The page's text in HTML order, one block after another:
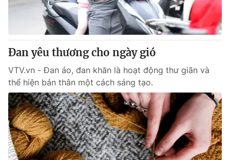
Đan yêu thương cho ngày gió
VTV.vn - Đan áo, đan khăn là hoạt động thư giãn và
thể hiện bản thân một cách sáng tạo.